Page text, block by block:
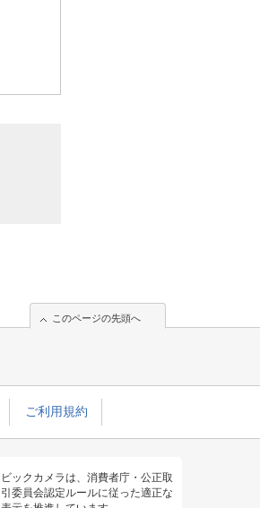
このページの先頭へ
ご利用規約
ビックカメラは、消費者庁・公正取
引委員会認定ルールに従った適正な